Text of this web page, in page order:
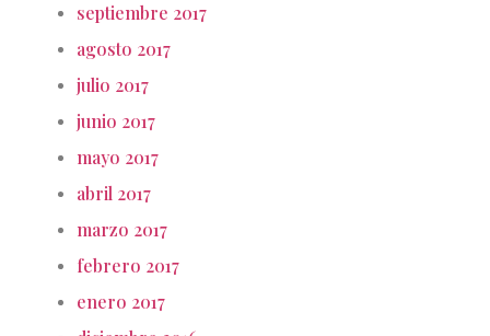
septiembre 2017
agosto 2017
julio 2017
junio 2017
mayo 2017
abril 2017
marzo 2017
febrero 2017
enero 2017